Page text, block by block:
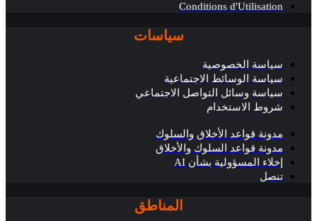
Conditions d'Utilisation
سياسات
سياسة الخصوصية
سياسة الوسائط الاجتماعية
سياسة وسائل التواصل الاجتماعي
شروط الاستخدام
مدونة قواعد الأخلاق والسلوك
مدونة قواعد السلوك والأخلاق
إخلاء المسؤولية بشأن AI
تنصل
المناطق